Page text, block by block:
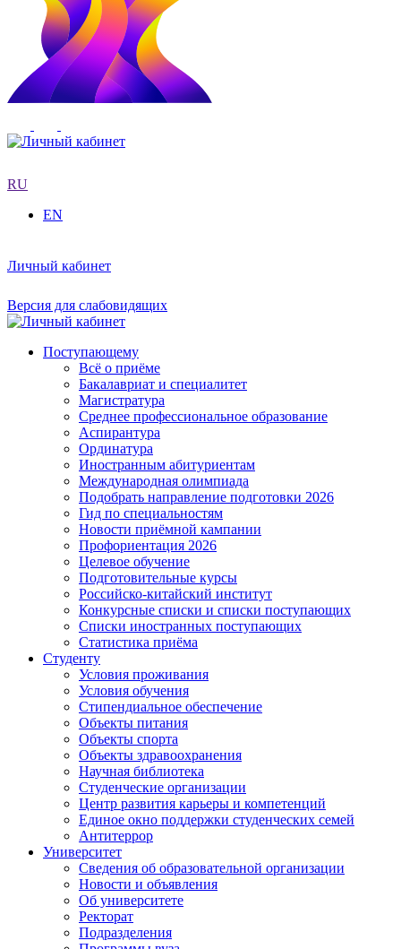
RU
EN
Личный кабинет
Версия для слабовидящих
Поступающему
Всё о приёме
Бакалавриат и специалитет
Магистратура
Среднее профессиональное образование
Аспирантура
Ординатура
Иностранным абитуриентам
Международная олимпиада
Подобрать направление подготовки 2026
Гид по специальностям
Новости приёмной кампании
Профориентация 2026
Целевое обучение
Подготовительные курсы
Российско-китайский институт
Конкурсные списки и списки поступающих
Списки иностранных поступающих
Статистика приёма
Студенту
Условия проживания
Условия обучения
Стипендиальное обеспечение
Объекты питания
Объекты спорта
Объекты здравоохранения
Научная библиотека
Студенческие организации
Центр развития карьеры и компетенций
Единое окно поддержки студенческих семей
Антитеррор
Университет
Сведения об образовательной организации
Новости и объявления
Об университете
Ректорат
Подразделения